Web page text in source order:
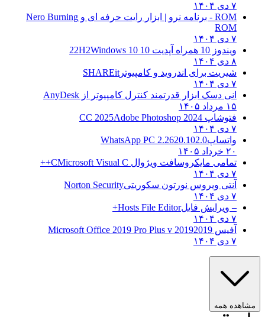
ROM - برنامه نرو | ابزار رایت حرفه ای و
Nero Burning
ROM
ویندوز 10 همراه آپدیت 10 22H2
Windows 10
شیریت برای اندروید و کامپیوترSHAREit
انی دسک ابزار قدرتمند کنترل کامپیوتر ازAnyDesk
۱۵ مرداد ۱۴۰۵
فتوشاپ CC 2025Adobe Photoshop 2024
واتساپWhatsApp PC 2.2620.102.0
۲۰ خرداد ۱۴۰۵
تمامی مایکروسافت ویژوال C Microsoft Visual C++
آنتی ویروس نورتون سکوریتیNorton Security
– ویرایش فایلHosts File Editor+
آفیس 2019 2019 Microsoft Office 2019 Pro Plus v
مشاهده همه